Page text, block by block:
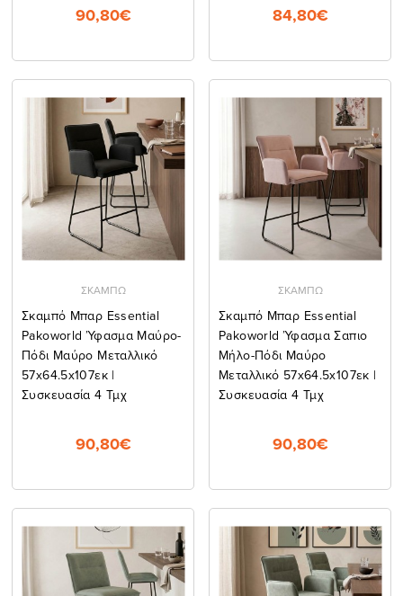
90,80€ 84,80€
ΣΚΑΜΠΩ
Σκαμπό Μπαρ Essential
Pakoworld Ύφασμα Μαύρο-
Πόδι Μαύρο Μεταλλικό
57x64.5x107εκ |
Συσκευασία 4 Τμχ
90,80€
ΣΚΑΜΠΩ
Σκαμπό Μπαρ Essential
Pakoworld Ύφασμα Σαπιο
Μήλο-Πόδι Μαύρο
Μεταλλικό 57x64.5x107εκ |
Συσκευασία 4 Τμχ
90,80€